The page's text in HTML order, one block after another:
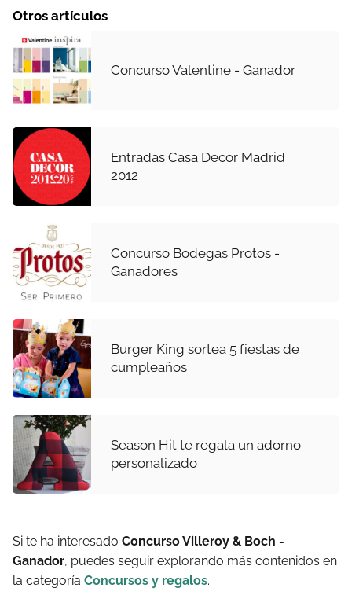
Otros artículos
Concurso Valentine - Ganador
Entradas Casa Decor Madrid
2012
Concurso Bodegas Protos -
Ganadores
Burger King sortea 5 fiestas de
cumpleaños
Season Hit te regala un adorno
personalizado
Si te ha interesado Concurso Villeroy & Boch -
Ganador, puedes seguir explorando más contenidos en
la categoría Concursos y regalos.